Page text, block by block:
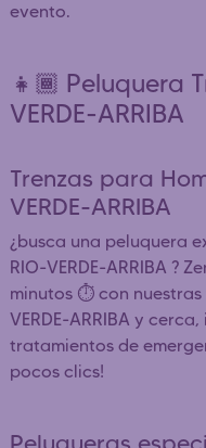
evento.
👧🏾 Peluquera
VERDE-ARRIBA
Trenzas para
VERDE-ARRIBA
¿busca una peluquera
RIO-VERDE-ARRIBA ?
minutos ⏱️ con
VERDE-ARRIBA y
tratamientos de
pocos clics!